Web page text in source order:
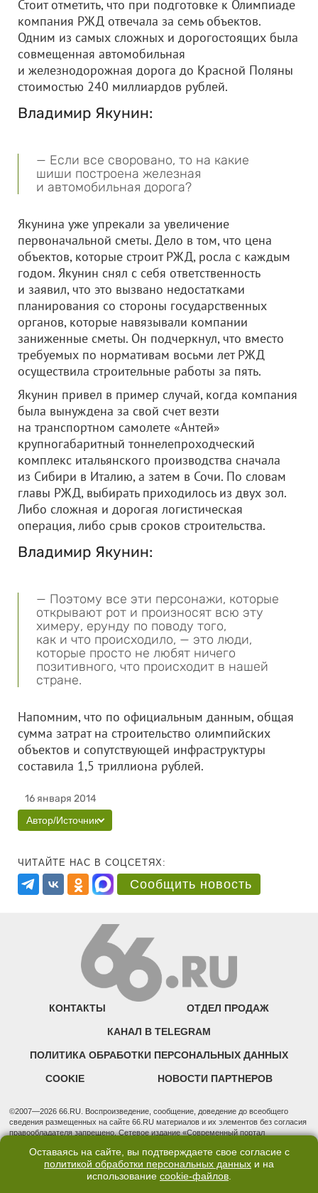
Стоит отметить, что при подготовке к Олимпиаде
компания РЖД отвечала за семь объектов.
Одним из самых сложных и дорогостоящих была
совмещенная автомобильная
и железнодорожная дорога до Красной Поляны
стоимостью 240 миллиардов рублей.
Владимир Якунин:
— Если все своровано, то на какие
шиши построена железная
и автомобильная дорога?
Якунина уже упрекали за увеличение
первоначальной сметы. Дело в том, что цена
объектов, которые строит РЖД, росла с каждым
годом. Якунин снял с себя ответственность
и заявил, что это вызвано недостатками
планирования со стороны государственных
органов, которые навязывали компании
заниженные сметы. Он подчеркнул, что вместо
требуемых по нормативам восьми лет РЖД
осуществила строительные работы за пять.
Якунин привел в пример случай, когда компания
была вынуждена за свой счет везти
на транспортном самолете «Антей»
крупногабаритный тоннелепроходческий
комплекс итальянского производства сначала
из Сибири в Италию, а затем в Сочи. По словам
главы РЖД, выбирать приходилось из двух зол.
Либо сложная и дорогая логистическая
операция, либо срыв сроков строительства.
Владимир Якунин:
— Поэтому все эти персонажи, которые
открывают рот и произносят всю эту
химеру, ерунду по поводу того,
как и что происходило, — это люди,
которые просто не любят ничего
позитивного, что происходит в нашей
стране.
Напомним, что по официальным данным, общая
сумма затрат на строительство олимпийских
объектов и сопутствующей инфраструктуры
составила 1,5 триллиона рублей.
16 января 2014
Автор/Источник
ЧИТАЙТЕ НАС В СОЦСЕТЯХ:
Сообщить новость
КОНТАКТЫ ОТДЕЛ ПРОДАЖ
КАНАЛ В TELEGRAM
ПОЛИТИКА ОБРАБОТКИ ПЕРСОНАЛЬНЫХ ДАННЫХ
COOKIE НОВОСТИ ПАРТНЕРОВ
©2007—2026 66.RU. Воспроизведение, сообщение, доведение до всеобщего
сведения размещенных на сайте 66.RU материалов и их элементов без согласия
правообладателя запрещено. Сетевое издание «Современный портал
надзору в сфере связи, информационных технологий и массовых коммуникаций
(Роскомнадзор). Регистрационный номер ЭЛ № ФС 77 - 76634 от 02.09.2019
Учредитель: Общество с ограниченной ответственностью "66.ру". Юридический
Оставаясь на сайте, вы подтверждаете свое согласие с
политикой обработки персональных данных и на
использование cookie-файлов.